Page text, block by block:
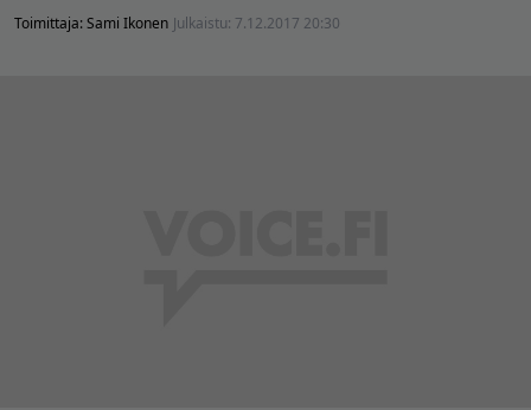
Toimittaja:Sami Ikonen Julkaistu: 7.12.2017 20:30